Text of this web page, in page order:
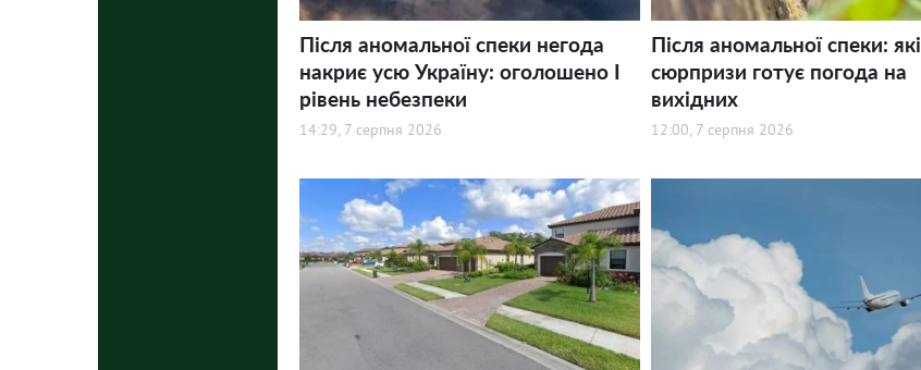
Після аномальної спеки негода
накриє усю Україну: оголошено І
рівень небезпеки
14:29, 7 серпня 2026
Після аномальної спеки: які
сюрпризи готує погода на
вихідних
12:00, 7 серпня 2026